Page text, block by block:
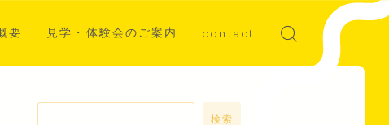
要
業募集
見学・体験会のご案内 contact
検索